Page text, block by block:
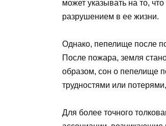
может указывать на то,
разрушением в ее жизни.
Однако, пепелище после
После пожара, земля
образом, сон о пепелище
трудностями или
Для более точного